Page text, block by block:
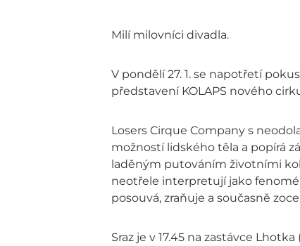
Milí milovníci divadla.
V pondělí 27. 1. se napotřetí
představení KOLAPS nového
Losers Cirque Company s
možností lidského těla a popírá
laděným putováním životními
neotřele interpretují jako
posouvá, zraňuje a současně
Sraz je v 17.45 na zastávce